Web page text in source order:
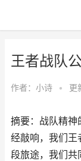
王者战队
作者： 小诗 • 更
摘要：战队精神
经敲响，我们王
段旅途，我们共